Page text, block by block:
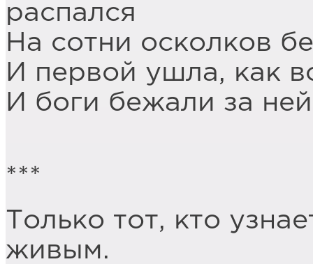
распался
На сотни осколков
И первой ушла, как
И боги бежали за
***
Только тот, кто
живым.